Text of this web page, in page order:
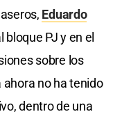
Eduardo
PJ y en el
sobre los
no ha tenido
dentro de una